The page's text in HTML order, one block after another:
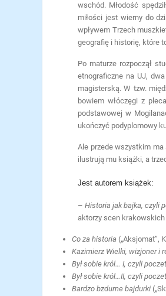
wschód. Młodość
miłości jest wierny do
wpływem Trzech
geografię i historię, które
Po maturze rozpoczął
etnograficzne na UJ,
magisterską.W tzw.
bowiem włóczęgi z
podstawowej w
ukończyć podyplomowy
Ale przede wszystkim ma
ilustrują mu książki, a
Jest autorem książek:
– Historia jak bajka, czyli
aktorzy scen krakowskich
Co za historia („Aksjomat”,
Kazimierz Wielki, wizjoner i
Był sobie król… I, czyli
Był sobie król…II, czyli
Bardzo bzdurne bajdurki